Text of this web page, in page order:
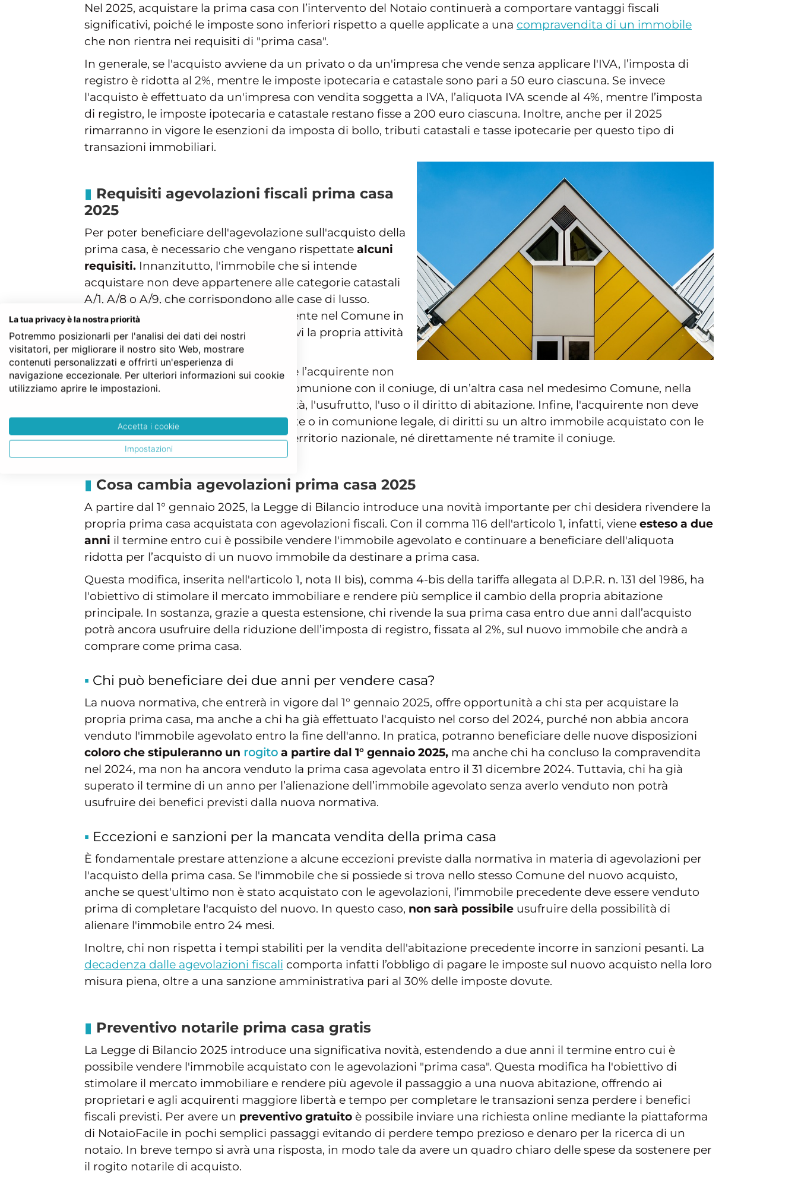
Nel 2025, acquistare la prima casa con l’intervento del Notaio continuerà a comportare vantaggi fiscali
significativi, poiché le imposte sono inferiori rispetto a quelle applicate a una compravendita di un immobile
che non rientra nei requisiti di "prima casa".
In generale, se l'acquisto avviene da un privato o da un'impresa che vende senza applicare l'IVA, l’imposta di
registro è ridotta al 2%, mentre le imposte ipotecaria e catastale sono pari a 50 euro ciascuna. Se invece
l'acquisto è effettuato da un'impresa con vendita soggetta a IVA, l’aliquota IVA scende al 4%, mentre l’imposta
di registro, le imposte ipotecaria e catastale restano fisse a 200 euro ciascuna. Inoltre, anche per il 2025
rimarranno in vigore le esenzioni da imposta di bollo, tributi catastali e tasse ipotecarie per questo tipo di
transazioni immobiliari.
Requisiti agevolazioni fiscali prima casa
2025
Per poter beneficiare dell'agevolazione sull'acquisto della
prima casa, è necessario che vengano rispettate alcuni
requisiti. Innanzitutto, l'immobile che si intende
acquistare non deve appartenere alle categorie catastali
A/1, A/8 o A/9, che corrispondono alle case di lusso.
Inoltre, l'acquirente deve essere residente nel Comune in
cui si trova l'abitazione o deve svolgervi la propria attività
lavorativa o di studio.
Un altro requisito fondamentale è che l’acquirente non
sia già proprietario, né da solo né in comunione con il coniuge, di un’altra casa nel medesimo Comune, nella
quale possieda diritti come la proprietà, l'usufrutto, l'uso o il diritto di abitazione. Infine, l'acquirente non deve
essere titolare, nemmeno parzialmente o in comunione legale, di diritti su un altro immobile acquistato con le
agevolazioni "prima casa" su tutto il territorio nazionale, né direttamente né tramite il coniuge.
Cosa cambia agevolazioni prima casa 2025
A partire dal 1° gennaio 2025, la Legge di Bilancio introduce una novità importante per chi desidera rivendere la
propria prima casa acquistata con agevolazioni fiscali. Con il comma 116 dell'articolo 1, infatti, viene esteso a due
anni il termine entro cui è possibile vendere l'immobile agevolato e continuare a beneficiare dell'aliquota
ridotta per l’acquisto di un nuovo immobile da destinare a prima casa.
Questa modifica, inserita nell'articolo 1, nota II bis), comma 4-bis della tariffa allegata al D.P.R. n. 131 del 1986, ha
l'obiettivo di stimolare il mercato immobiliare e rendere più semplice il cambio della propria abitazione
principale. In sostanza, grazie a questa estensione, chi rivende la sua prima casa entro due anni dall’acquisto
potrà ancora usufruire della riduzione dell’imposta di registro, fissata al 2%, sul nuovo immobile che andrà a
comprare come prima casa.
Chi può beneficiare dei due anni per vendere casa?
La nuova normativa, che entrerà in vigore dal 1° gennaio 2025, offre opportunità a chi sta per acquistare la
propria prima casa, ma anche a chi ha già effettuato l'acquisto nel corso del 2024, purché non abbia ancora
venduto l'immobile agevolato entro la fine dell'anno. In pratica, potranno beneficiare delle nuove disposizioni
coloro che stipuleranno un rogito a partire dal 1° gennaio 2025, ma anche chi ha concluso la compravendita
nel 2024, ma non ha ancora venduto la prima casa agevolata entro il 31 dicembre 2024. Tuttavia, chi ha già
superato il termine di un anno per l’alienazione dell’immobile agevolato senza averlo venduto non potrà
usufruire dei benefici previsti dalla nuova normativa.
Eccezioni e sanzioni per la mancata vendita della prima casa
È fondamentale prestare attenzione a alcune eccezioni previste dalla normativa in materia di agevolazioni per
l'acquisto della prima casa. Se l'immobile che si possiede si trova nello stesso Comune del nuovo acquisto,
anche se quest'ultimo non è stato acquistato con le agevolazioni, l’immobile precedente deve essere venduto
prima di completare l'acquisto del nuovo. In questo caso, non sarà possibile usufruire della possibilità di
alienare l'immobile entro 24 mesi.
Inoltre, chi non rispetta i tempi stabiliti per la vendita dell'abitazione precedente incorre in sanzioni pesanti. La
decadenza dalle agevolazioni fiscali comporta infatti l’obbligo di pagare le imposte sul nuovo acquisto nella loro
misura piena, oltre a una sanzione amministrativa pari al 30% delle imposte dovute.
Preventivo notarile prima casa gratis
La Legge di Bilancio 2025 introduce una significativa novità, estendendo a due anni il termine entro cui è
possibile vendere l'immobile acquistato con le agevolazioni "prima casa". Questa modifica ha l'obiettivo di
stimolare il mercato immobiliare e rendere più agevole il passaggio a una nuova abitazione, offrendo ai
proprietari e agli acquirenti maggiore libertà e tempo per completare le transazioni senza perdere i benefici
fiscali previsti. Per avere un preventivo gratuito è possibile inviare una richiesta online mediante la piattaforma
di NotaioFacile in pochi semplici passaggi evitando di perdere tempo prezioso e denaro per la ricerca di un
notaio. In breve tempo si avrà una risposta, in modo tale da avere un quadro chiaro delle spese da sostenere per
il rogito notarile di acquisto.
La tua privacy è la nostra priorità
Potremmo posizionarli per l'analisi dei dati dei nostri
visitatori, per migliorare il nostro sito Web, mostrare
contenuti personalizzati e offrirti un'esperienza di
navigazione eccezionale. Per ulteriori informazioni sui cookie
utilizziamo aprire le impostazioni.
Accetta i cookie
Impostazioni